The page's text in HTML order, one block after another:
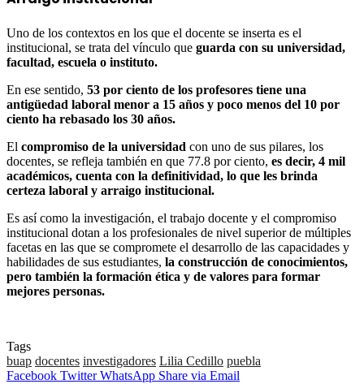
Uno de los contextos en los que el docente se inserta es el
institucional, se trata del vínculo que guarda con su universidad,
facultad, escuela o instituto.
En ese sentido, 53 por ciento de los profesores tiene una
antigüedad laboral menor a 15 años y poco menos del 10 por
ciento ha rebasado los 30 años.
El compromiso de la universidad con uno de sus pilares, los
docentes, se refleja también en que 77.8 por ciento, es decir, 4 mil
académicos, cuenta con la definitividad, lo que les brinda
certeza laboral y arraigo institucional.
Es así como la investigación, el trabajo docente y el compromiso
institucional dotan a los profesionales de nivel superior de múltiples
facetas en las que se compromete el desarrollo de las capacidades y
habilidades de sus estudiantes, la construcción de conocimientos,
pero también la formación ética y de valores para formar
mejores personas.
Tags
buap docentes investigadores Lilia Cedillo puebla
Facebook
Twitter
WhatsApp
Share
Facebook Twitter WhatsApp Share via Email